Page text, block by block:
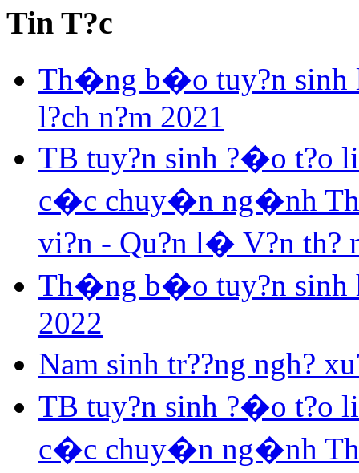
Tin T?c
Th�ng b�o tuy?n
l?ch n?m 2021
TB tuy?n sinh ?�o t?o
c�c chuy�n ng�nh
vi?n - Qu?n l� V?n th?
Th�ng b�o tuy?n sinh
2022
Nam sinh tr??ng ngh?
TB tuy?n sinh ?�o t?o
c�c chuy�n ng�nh